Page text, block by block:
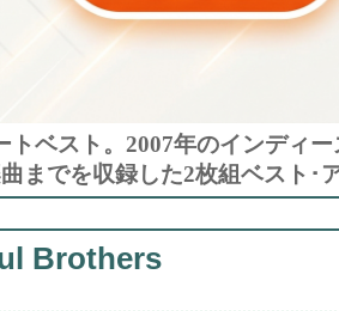
トベスト。2007年のインディ
までを収録した2枚組ベスト･
Brothers